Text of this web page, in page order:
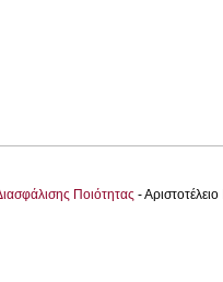
Ποιότητας -